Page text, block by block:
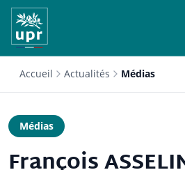
Accueil Actualités Médias
Médias